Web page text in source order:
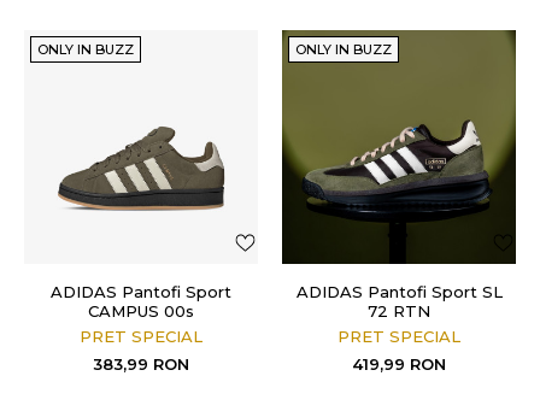
ONLY IN BUZZ
ADIDAS Pantofi Sport
CAMPUS 00s
PRET SPECIAL
383,99 RON
ONLY IN BUZZ
ADIDAS Pantofi Sport SL
72 RTN
PRET SPECIAL
419,99 RON